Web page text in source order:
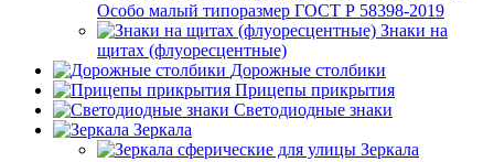
Особо малый типоразмер ГОСТ Р 58398-2019
Знаки на
щитах (флуоресцентные)
Дорожные столбики
Прицепы прикрытия
Светодиодные знаки
Зеркала
Зеркала